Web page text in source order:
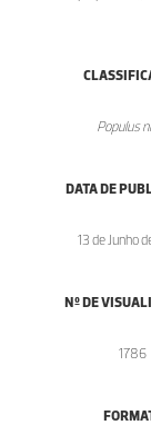
Populus
DATA DE
13 de Junho
Nº DE
1786